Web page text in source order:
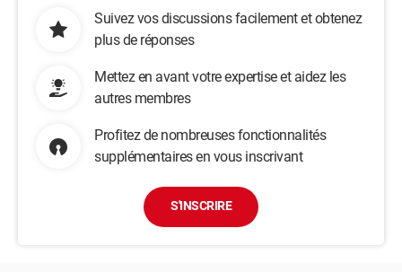
Suivez vos discussions facilement et obtenez
plus de réponses
Mettez en avant votre expertise et aidez les
autres membres
Profitez de nombreuses fonctionnalités
supplémentaires en vous inscrivant
S'INSCRIRE